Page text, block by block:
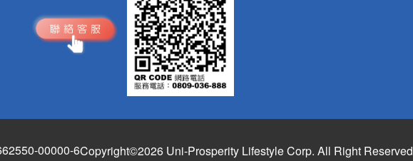
00000-6Copyright©2026 Uni-Prosperity Lifestyle Corp. All Right Reserved